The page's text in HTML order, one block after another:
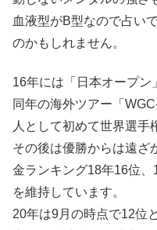
血液型がB型なので占い
のかもしれません。
16年には「日本オープン
同年の海外ツアー「
人として初めて世界選手
その後は優勝からは遠ざ
金ランキング18年16位
を維持しています。
20年は9月の時点で12位